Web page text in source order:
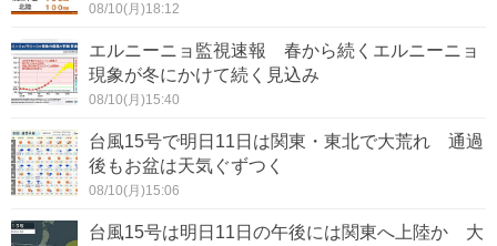
08/10(月)18:12
エルニーニョ監視速報 春から続くエルニーニョ
現象が冬にかけて続く見込み
08/10(月)15:40
台風15号で明日11日は関東・東北で大荒れ 通過
後もお盆は天気ぐずつく
08/10(月)15:06
台風15号は明日11日の午後には関東へ上陸か 大